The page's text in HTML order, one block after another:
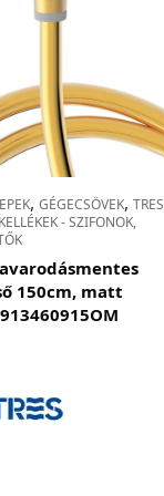
, GÉGECSÖVEK, TRES
- SZIFONOK,
150cm, matt